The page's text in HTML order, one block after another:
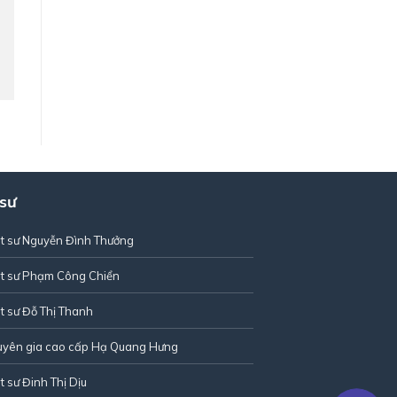
sư Nguyễn Đình Thưởng
sư Phạm Công Chiển
sư Đỗ Thị Thanh
gia cao cấp Hạ Quang Hưng
sư Đinh Thị Dịu